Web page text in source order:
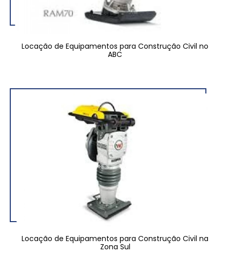
Locação de Equipamentos para Construção Civil no
ABC
Locação de Equipamentos para Construção Civil na
Zona Sul